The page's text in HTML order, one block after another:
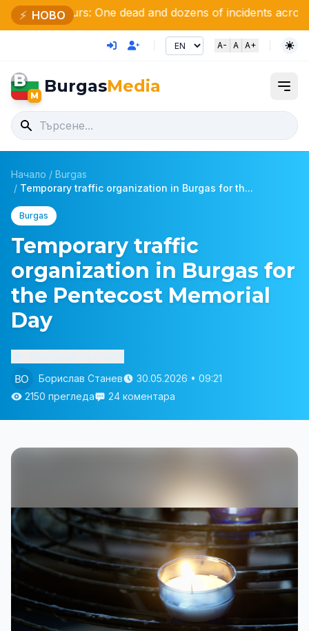
⚡ НОВО
One dead and dozens of incidents across the country
A- A A+
B
M BurgasMedia
Начало / Burgas
/ Temporary traffic organization in Burgas for th...
Burgas
Temporary traffic
organization in Burgas for
the Pentecost Memorial
Day
Борислав Станев
30.05.2026 • 09:21
2150 прегледа
24 коментара